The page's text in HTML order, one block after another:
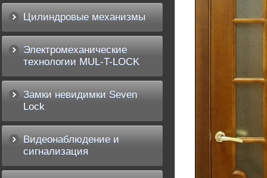
Цилиндровые механизмы
Электромеханические
технологии MUL-T-LOCK
Замки невидимки Seven
Lock
Видеонаблюдение и
сигнализация